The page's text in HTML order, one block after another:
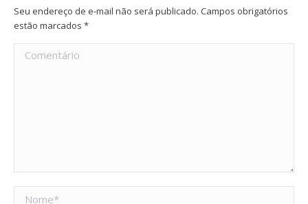
Seu endereço de e-mail não será publicado. Campos obrigatórios
estão marcados *
Comentário
Nome *